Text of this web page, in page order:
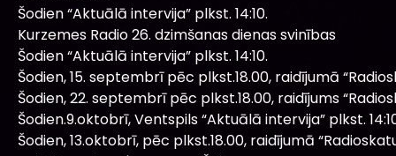
Šodien “Aktuālā intervija” plkst. 14:10.
Kurzemes Radio 26. dzimšanas dienas svinības
Šodien “Aktuālā intervija” plkst. 14:10.
Šodien, 15. septembrī pēc plkst.18.00, raidījumā
Šodien, 22. septembrī pēc plkst.18.00, raidījums
Šodien.9.oktobrī, Ventspils “Aktuālā intervija” plkst.
Šodien, 13.oktobrī, pēc plkst.18.00, raidījumā